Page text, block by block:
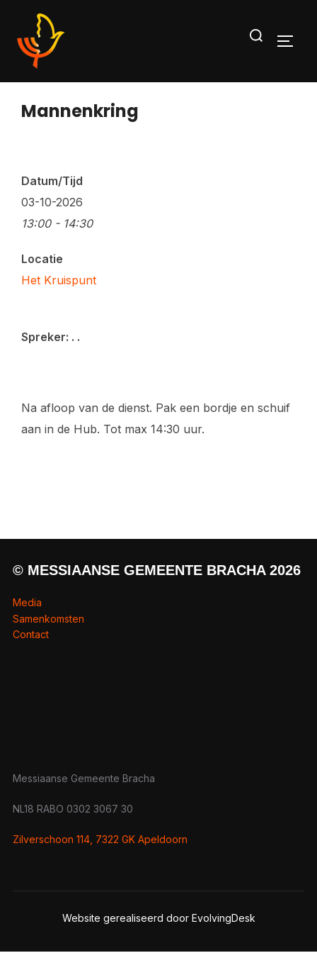
inhoud
Zoek
Mannenkring
Datum/Tijd
03-10-2026
13:00 - 14:30
Locatie
Het Kruispunt
Spreker: . .
Na afloop van de dienst. Pak een bordje en schuif
aan in de Hub. Tot max 14:30 uur.
© MESSIAANSE GEMEENTE BRACHA 2026
Media
Samenkomsten
Contact
Messiaanse Gemeente Bracha
NL18 RABO 0302 3067 30
Zilverschoon 114, 7322 GK Apeldoorn
Website gerealiseerd door EvolvingDesk